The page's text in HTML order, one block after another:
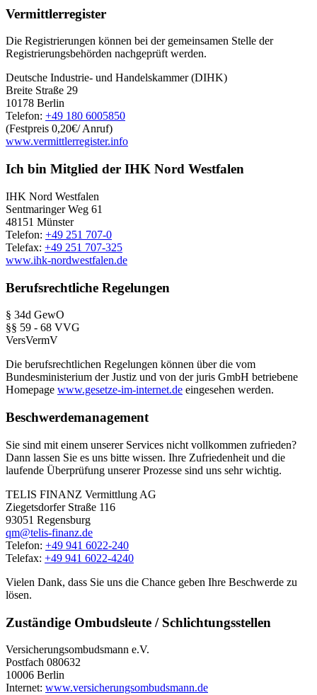
Vermittlerregister
Die Registrierungen können bei der gemeinsamen Stelle der
Registrierungsbehörden nachgeprüft werden.
Deutsche Industrie- und Handelskammer (DIHK)
Breite Straße 29
10178 Berlin
Telefon: +49 180 6005850
(Festpreis 0,20€/ Anruf)
www.vermittlerregister.info
Ich bin Mitglied der IHK Nord Westfalen
IHK Nord Westfalen
Sentmaringer Weg 61
48151 Münster
Telefon: +49 251 707-0
Telefax: +49 251 707-325
www.ihk-nordwestfalen.de
Berufsrechtliche Regelungen
§ 34d GewO
§§ 59 - 68 VVG
VersVermV
Die berufsrechtlichen Regelungen können über die vom
Bundesministerium der Justiz und von der juris GmbH betriebene
Homepage www.gesetze-im-internet.de eingesehen werden.
Beschwerdemanagement
Sie sind mit einem unserer Services nicht vollkommen zufrieden?
Dann lassen Sie es uns bitte wissen. Ihre Zufriedenheit und die
laufende Überprüfung unserer Prozesse sind uns sehr wichtig.
TELIS FINANZ Vermittlung AG
Ziegetsdorfer Straße 116
93051 Regensburg
qm@telis-finanz.de
Telefon: +49 941 6022-240
Telefax: +49 941 6022-4240
Vielen Dank, dass Sie uns die Chance geben Ihre Beschwerde zu
lösen.
Zuständige Ombudsleute / Schlichtungsstellen
Versicherungsombudsmann e.V.
Postfach 080632
10006 Berlin
Internet: www.versicherungsombudsmann.de